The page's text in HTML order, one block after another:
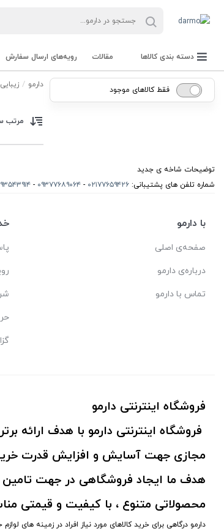
دسته بندی کالاها مقالات رویه‌های ارسال سفارش
دارمو
مرتب
فقط کالاهای موجود
توضیحات شاخه ی جدید
شماره تلفن های پشتیبانی: ۰۲۱۷۷۶۵۹۴۲۶ - ۰۹۳۷۷۶۸۹۰۶۴ -
با دارمو
صفحه‌ی اصلی
درباره‌ی دارمو
تماس با دارمو
فروشگاه اینترنتی دارمو
فروشگاه اینترنتی دارمو با هدف
مجازی جهت آسایش و افزایش قدرت
هدف ما ایجاد فروشگاهی در جهت تامین
محصولاتی متنوع ، با کیفیت و قیمتی
دارمو درگاهی برای خرید کالاهای مورد نیاز افراد در زمینه های